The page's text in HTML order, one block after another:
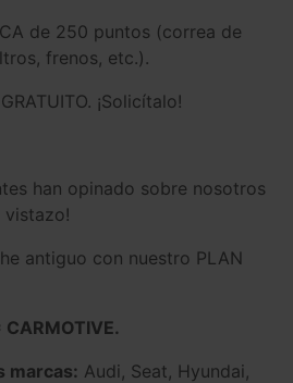
de 250 puntos (correa de
frenos, etc.).
¡Solicítalo!
han opinado sobre nosotros
vistazo!
antiguo con nuestro PLAN
CARMOTIVE.
marcas: Audi, Seat, Hyundai,